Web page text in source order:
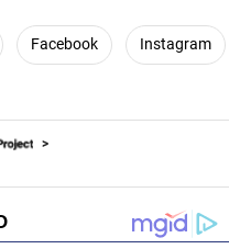
Facebook Instagram